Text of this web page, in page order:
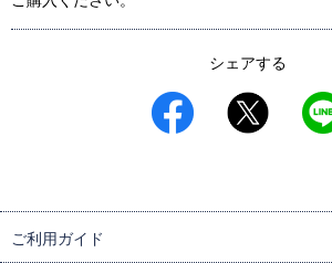
シェアする
ご利用ガイド